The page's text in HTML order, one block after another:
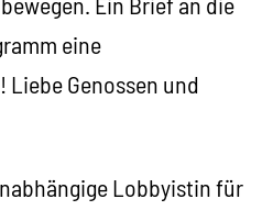
eine
Genossen und
Lobbyistin für